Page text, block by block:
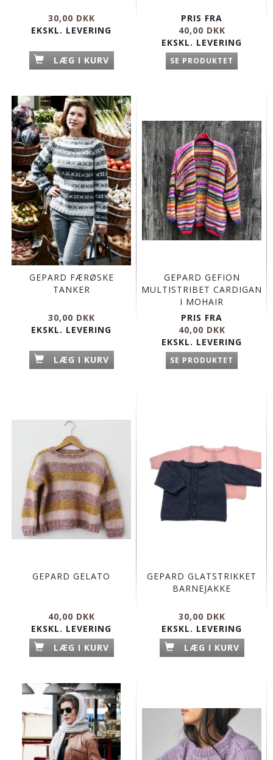
30,00 DKK
EKSKL. LEVERING
LÆG I KURV
PRIS FRA
40,00 DKK
EKSKL. LEVERING
SE PRODUKTET
GEPARD FÆRØSKE
TANKER
30,00 DKK
EKSKL. LEVERING
LÆG I KURV
GEPARD GEFION
MULTISTRIBET CARDIGAN
I MOHAIR
PRIS FRA
40,00 DKK
EKSKL. LEVERING
SE PRODUKTET
GEPARD GELATO
40,00 DKK
EKSKL. LEVERING
LÆG I KURV
GEPARD GLATSTRIKKET
BARNEJAKKE
30,00 DKK
EKSKL. LEVERING
LÆG I KURV